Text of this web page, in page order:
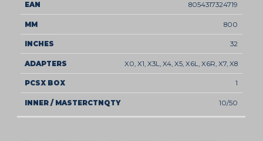
8054317324719
800
32
X0, X1, X3L, X4, X5, X6L, X6R, X7, X8
1
10/50